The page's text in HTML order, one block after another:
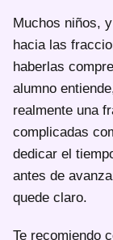
Muchos niños,
hacia las
haberlas
alumno
realmente una
complicadas
dedicar el
antes de
quede claro.
Te recomiendo